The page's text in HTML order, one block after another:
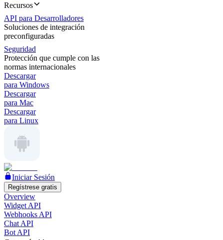
Recursos
API para Desarrolladores
Soluciones de integración
preconfiguradas
Seguridad
Protección que cumple con las
normas internacionales
Descargar
para Windows
Descargar
para Mac
Descargar
para Linux
Iniciar Sesión
Regístrese gratis
Overview
Widget API
Webhooks API
Chat API
Bot API